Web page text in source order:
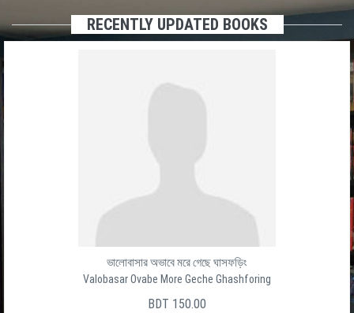
RECENTLY UPDATED BOOKS
ভালোবাসার অভাবে মরে গেছে ঘাসফড়িং
Valobasar Ovabe More Geche Ghashforing
BDT 150.00